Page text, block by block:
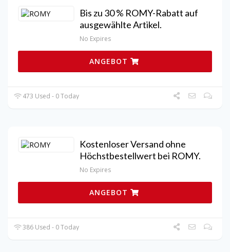
Bis zu 30 % ROMY-Rabatt auf
ausgewählte Artikel.
No Expires
ANGEBOT
473 Used - 0 Today
Kostenloser Versand ohne
Höchstbestellwert bei ROMY.
No Expires
ANGEBOT
386 Used - 0 Today